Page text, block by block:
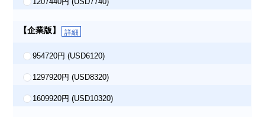
【企業版】 詳細
954720円(USD6120)
1297920円(USD8320)
1609920円(USD10320)